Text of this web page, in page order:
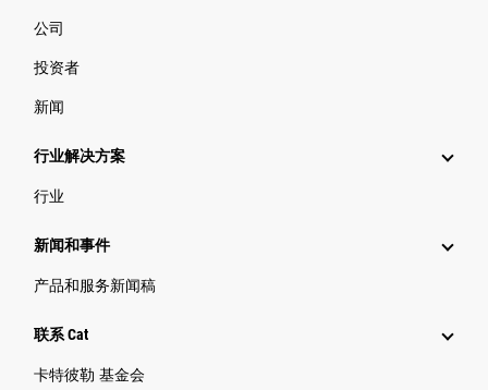
公司
投资者
新闻
行业解决方案
行业
新闻和事件
产品和服务新闻稿
联系 Cat
卡特彼勒 基金会